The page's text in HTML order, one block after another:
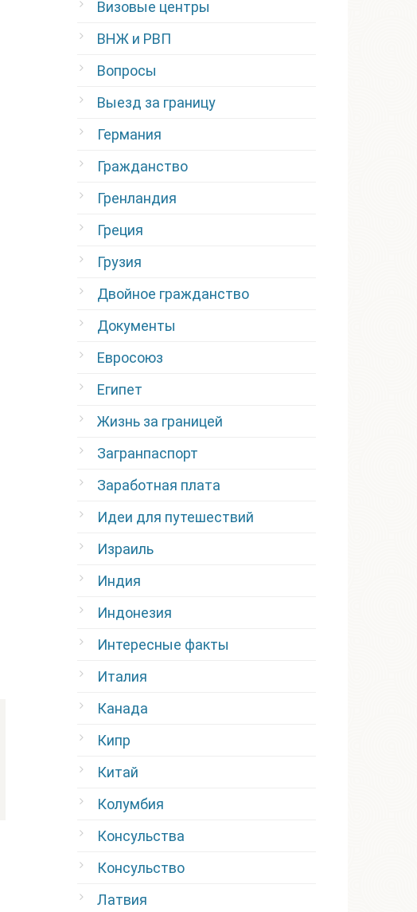
Визовые центры
ВНЖ и РВП
Вопросы
Выезд за границу
Германия
Гражданство
Гренландия
Греция
Грузия
Двойное гражданство
Документы
Евросоюз
Египет
Жизнь за границей
Загранпаспорт
Заработная плата
Идеи для путешествий
Израиль
Индия
Индонезия
Интересные факты
Италия
Канада
Кипр
Китай
Колумбия
Консульства
Консульство
Латвия